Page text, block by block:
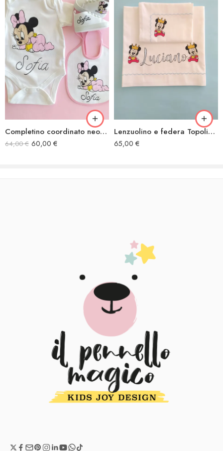
Completino coordinato neonato Minnie a gattoni
64,00€ 60,00 €
Lenzuolino e federa Topolino corona
65,00 €